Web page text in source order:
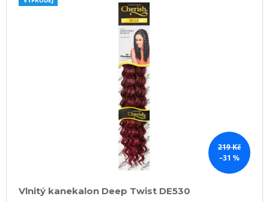
219 Kč
–31 %
Vlnitý kanekalon Deep Twist DE530